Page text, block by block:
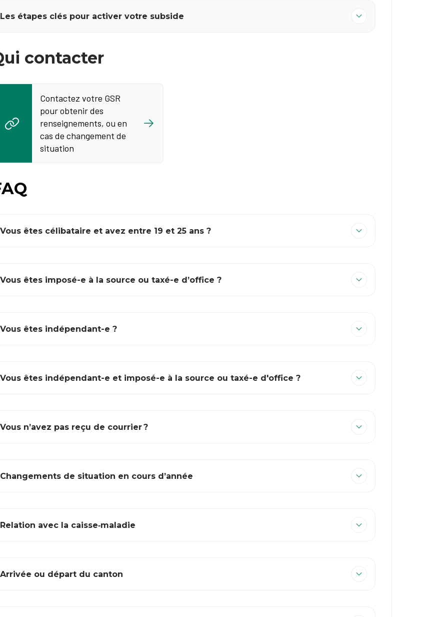
Les étapes clés pour activer votre subside
contacter
Contactez votre GSR
pour obtenir des
renseignements, ou en
cas de changement de
situation
Vous êtes célibataire et avez entre 19 et 25 ans ?
Vous êtes imposé-e à la source ou taxé-e d’office ?
Vous êtes indépendant-e ?
Vous êtes indépendant-e et imposé-e à la source ou taxé-e d'office ?
Vous n’avez pas reçu de courrier ?
Changements de situation en cours d’année
Relation avec la caisse‑maladie
Arrivée ou départ du canton